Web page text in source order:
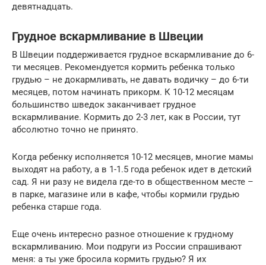
девятнадцать.
Грудное вскармливание в Швеции
В Швеции поддерживается грудное вскармливание до 6-
ти месяцев. Рекомендуется кормить ребенка только
грудью – не докармливать, не давать водичку – до 6-ти
месяцев, потом начинать прикорм. К 10-12 месяцам
большинство шведок заканчивает грудное
вскармливание. Кормить до 2-3 лет, как в России, тут
абсолютно точно не принято.
Когда ребенку исполняется 10-12 месяцев, многие мамы
выходят на работу, а в 1-1.5 года ребенок идет в детский
сад. Я ни разу не видела где-то в общественном месте –
в парке, магазине или в кафе, чтобы кормили грудью
ребенка старше года.
Еще очень интересно разное отношение к грудному
вскармливанию. Мои подруги из России спрашивают
меня: а ты уже бросила кормить грудью? Я их